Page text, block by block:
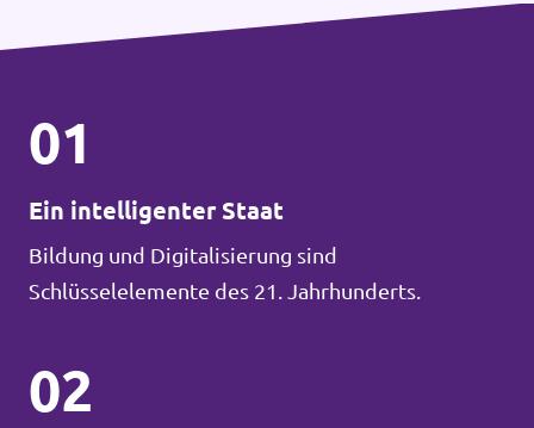
01
Ein intelligenter Staat
Bildung und Digitalisierung sind
Schlüsselelemente des 21. Jahrhunderts.
02